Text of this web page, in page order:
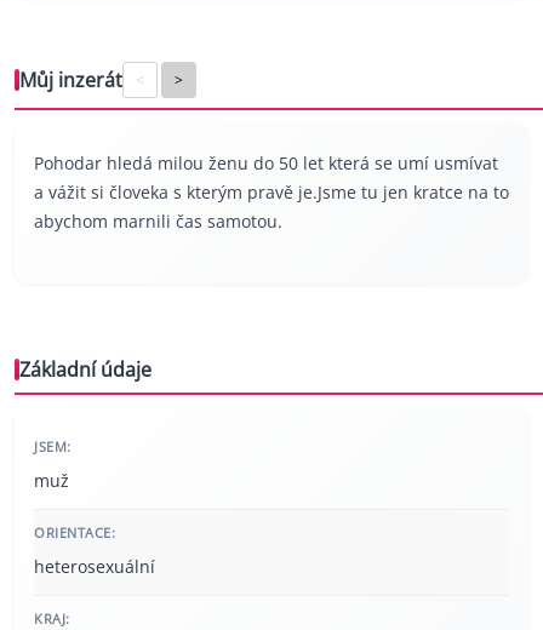
Můj inzerát < >
Pohodar hledá milou ženu do 50 let která se umí usmívat
a vážit si človeka s kterým pravě je.Jsme tu jen kratce na to
abychom marnili čas samotou.
Základní údaje
JSEM:
muž
ORIENTACE:
heterosexuální
KRAJ: